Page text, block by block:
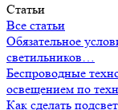
Статьи
Все статьи
Обязательное
светильников…
Беспроводные
освещением по
Как сделать